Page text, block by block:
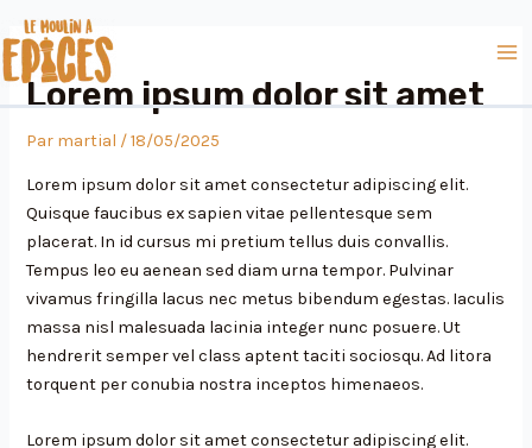
au
contenu
Lorem ipsum dolor sit amet
Par martial /18/05/2025
Lorem ipsum dolor sit amet consectetur adipiscing elit.
Quisque faucibus ex sapien vitae pellentesque sem
placerat. In id cursus mi pretium tellus duis convallis.
Tempus leo eu aenean sed diam urna tempor. Pulvinar
vivamus fringilla lacus nec metus bibendum egestas. Iaculis
massa nisl malesuada lacinia integer nunc posuere. Ut
hendrerit semper vel class aptent taciti sociosqu. Ad litora
torquent per conubia nostra inceptos himenaeos.
Lorem ipsum dolor sit amet consectetur adipiscing elit.
des
articles